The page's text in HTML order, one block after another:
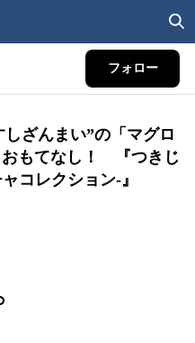
フォロー
ざんまい”の「マグロ
おもてなし！ 『つきじ
コレクション-』